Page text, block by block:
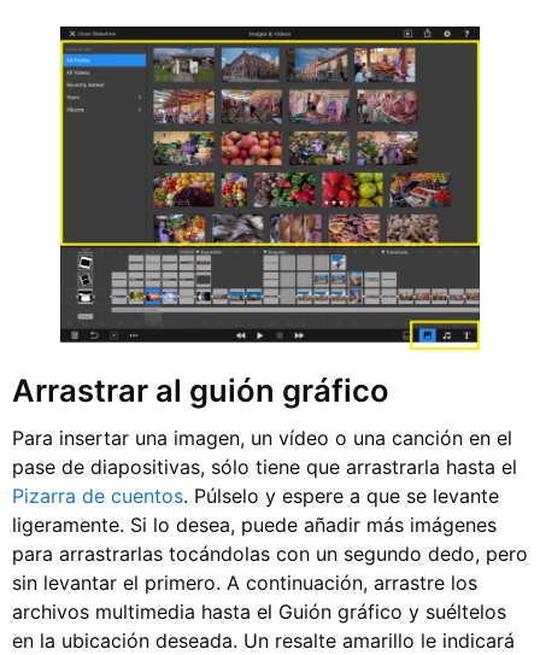
Arrastrar al guión gráfico
Para insertar una imagen, un vídeo o una canción en el
pase de diapositivas, sólo tiene que arrastrarla hasta el
Pizarra de cuentos. Púlselo y espere a que se levante
ligeramente. Si lo desea, puede añadir más imágenes
para arrastrarlas tocándolas con un segundo dedo, pero
sin levantar el primero. A continuación, arrastre los
archivos multimedia hasta el Guión gráfico y suéltelos
en la ubicación deseada. Un resalte amarillo le indicará